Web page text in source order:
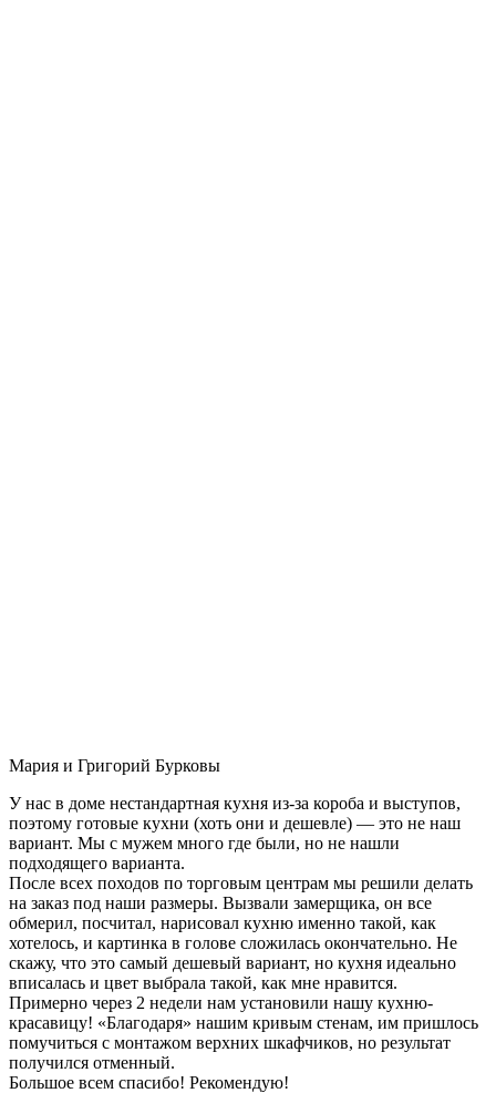
Мария и Григорий Бурковы
У нас в доме нестандартная кухня из-за короба и выступов,
поэтому готовые кухни (хоть они и дешевле) — это не наш
вариант. Мы с мужем много где были, но не нашли
подходящего варианта.
После всех походов по торговым центрам мы решили делать
на заказ под наши размеры. Вызвали замерщика, он все
обмерил, посчитал, нарисовал кухню именно такой, как
хотелось, и картинка в голове сложилась окончательно. Не
скажу, что это самый дешевый вариант, но кухня идеально
вписалась и цвет выбрала такой, как мне нравится.
Примерно через 2 недели нам установили нашу кухню-
красавицу! «Благодаря» нашим кривым стенам, им пришлось
помучиться с монтажом верхних шкафчиков, но результат
получился отменный.
Большое всем спасибо! Рекомендую!